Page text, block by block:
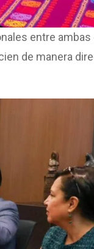
entre ambas
de manera